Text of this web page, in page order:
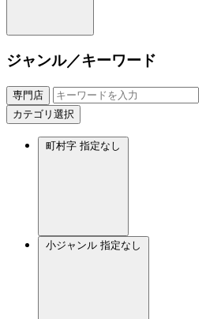
ジャンル／キーワード
専門店
カテゴリ選択
町村字 指定なし
小ジャンル 指定なし